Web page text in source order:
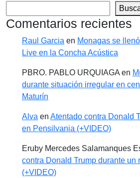
Comentarios recientes
Raul Garcia en Monagas se
Live en la Concha Acústica
PBRO. PABLO URQUIAGA en
durante situación irregular en
Maturín
Alva en Atentado contra Donald
en Pensilvania (+VIDEO)
Eruby Mercedes Salamanques
contra Donald Trump durante un
(+VIDEO)